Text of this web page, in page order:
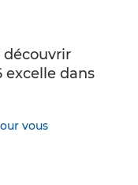
découvrir
excelle dans